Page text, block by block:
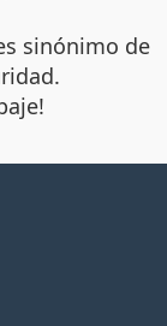
sinónimo de